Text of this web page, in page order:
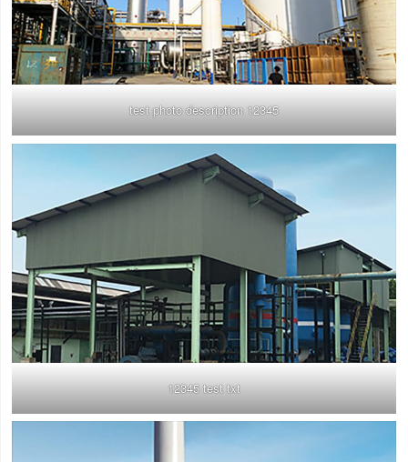
test photo description 12345
12345 test txt